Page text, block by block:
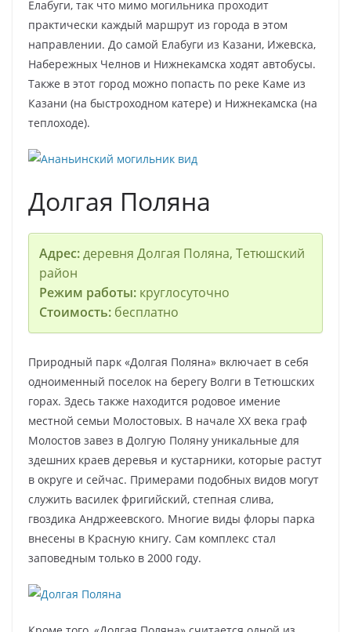
Елабуги, так что мимо могильника проходит
практически каждый маршрут из города в этом
направлении. До самой Елабуги из Казани, Ижевска,
Набережных Челнов и Нижнекамска ходят автобусы.
Также в этот город можно попасть по реке Каме из
Казани (на быстроходном катере) и Нижнекамска (на
теплоходе).
Долгая Поляна
Адрес:деревня Долгая Поляна, Тетюшский
район
Режим работы: круглосуточно
Стоимость: бесплатно
Природный парк «Долгая Поляна» включает в себя
одноименный поселок на берегу Волги в Тетюшских
горах. Здесь также находится родовое имение
местной семьи Молостовых. В начале XX века граф
Молостов завез в Долгую Поляну уникальные для
здешних краев деревья и кустарники, которые растут
в округе и сейчас. Примерами подобных видов могут
служить василек фригийский, степная слива,
гвоздика Андржеевского. Многие виды флоры парка
внесены в Красную книгу. Сам комплекс стал
заповедным только в 2000 году.